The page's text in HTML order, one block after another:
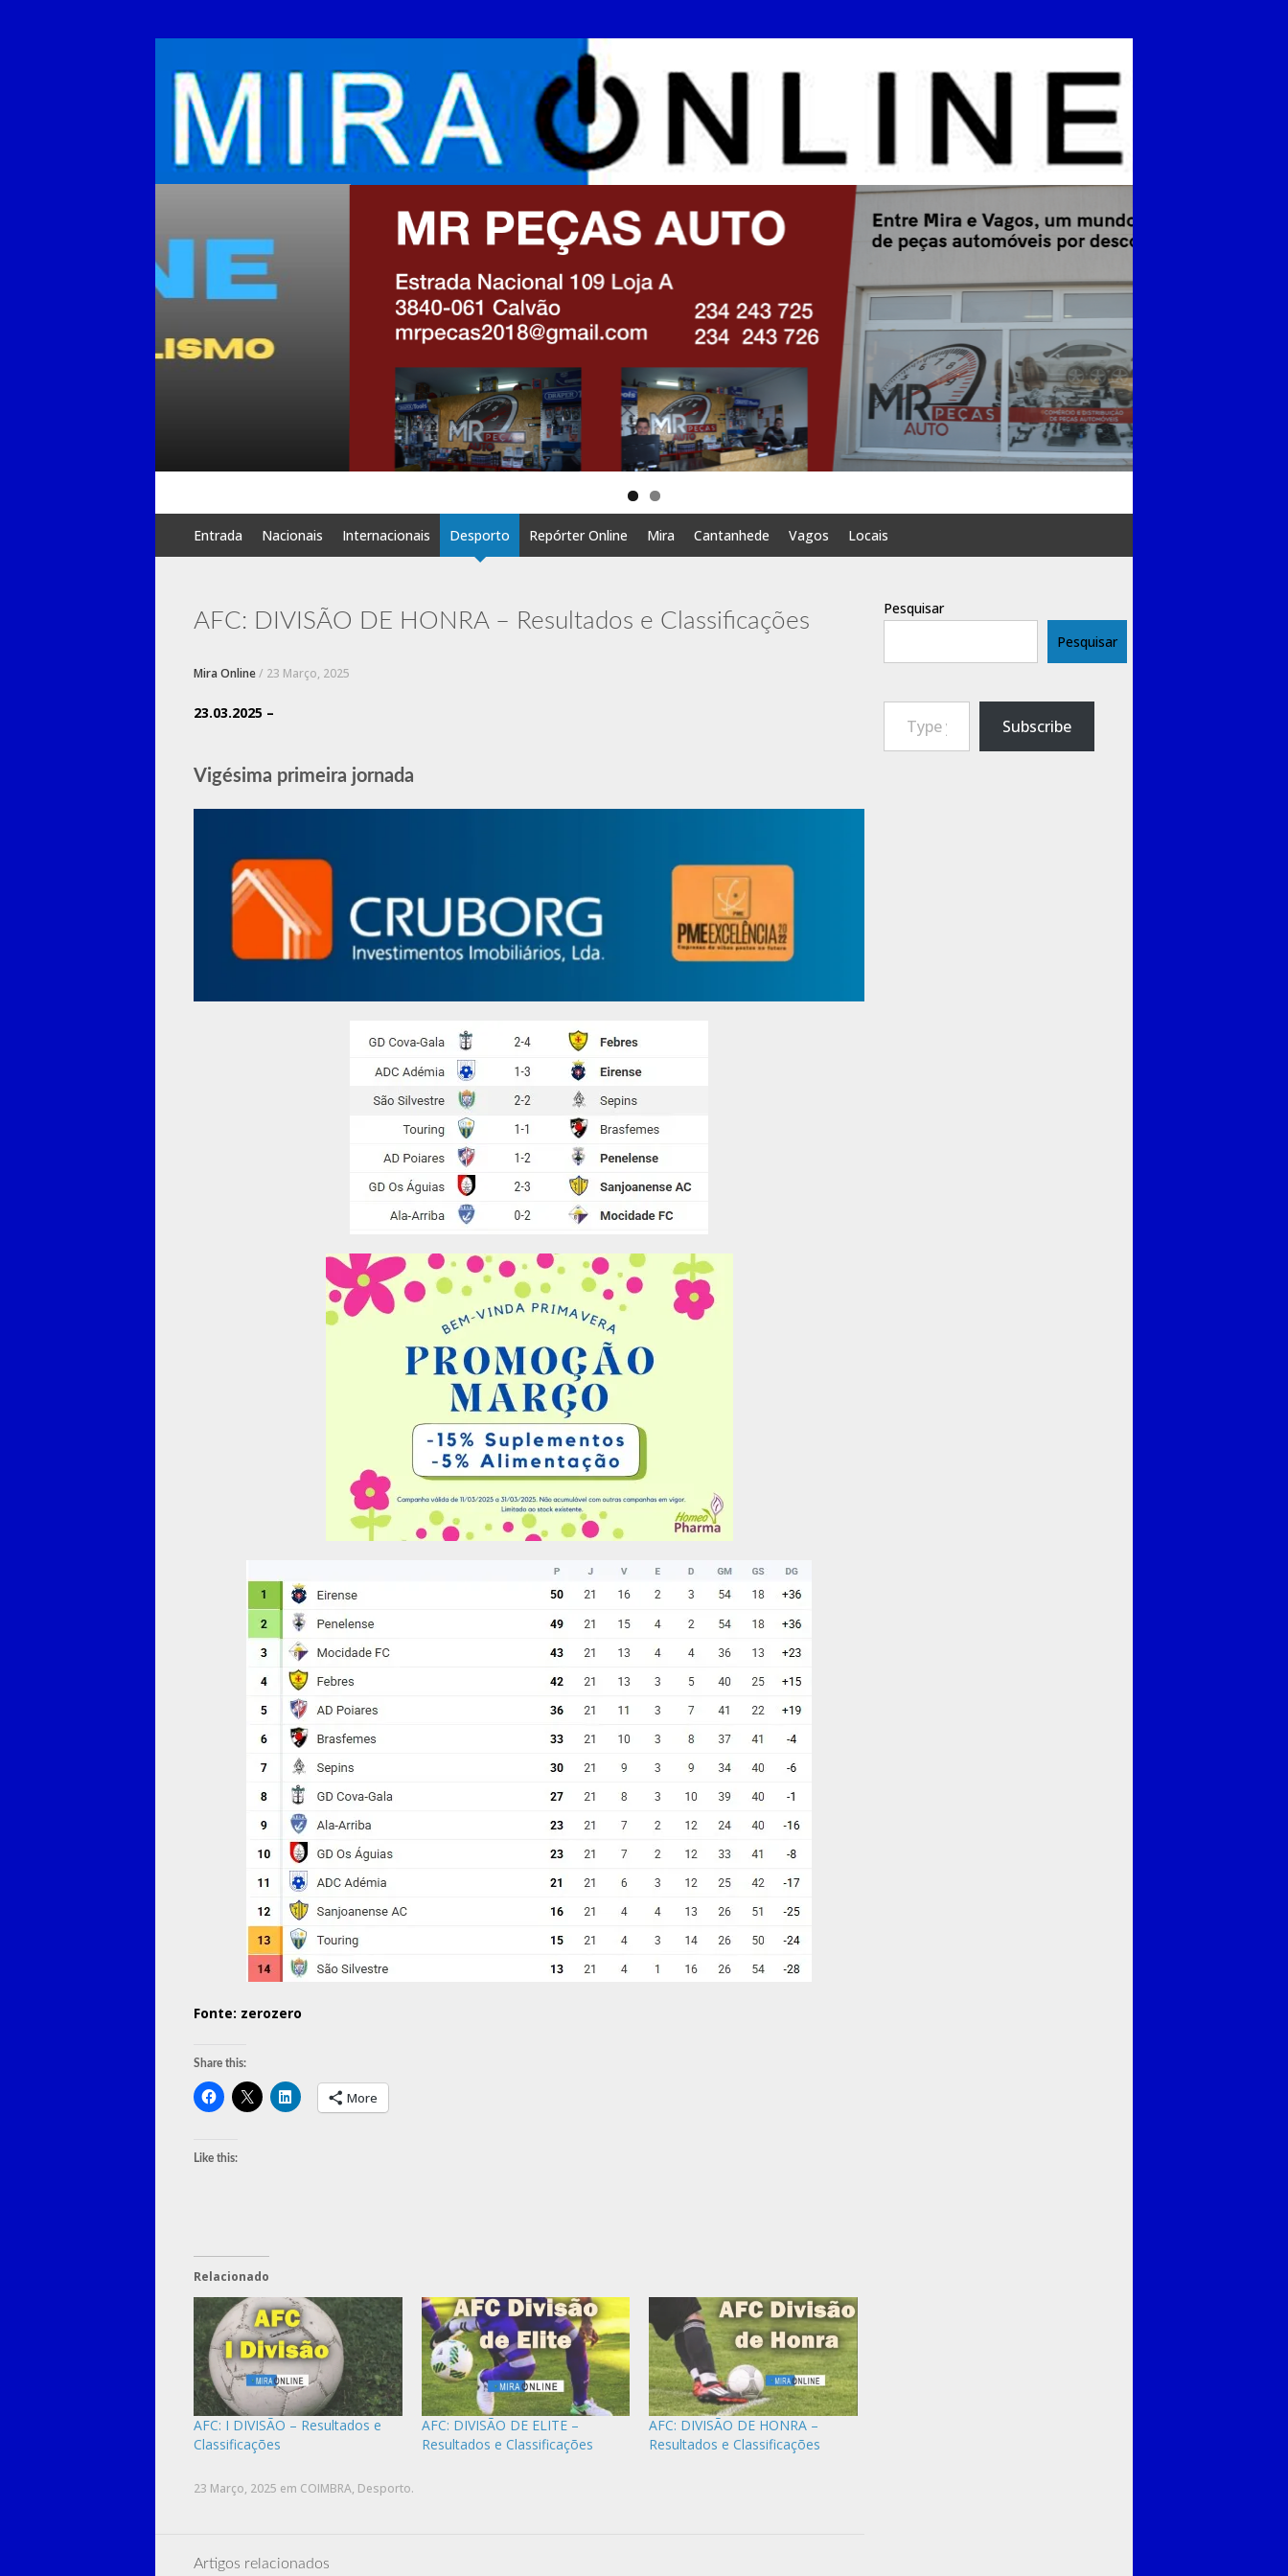
to
Entrada Nacionais Internacionais Desporto Repórter Online Mira Cantanhede Vagos Locais
AFC: DIVISÃO DE HONRA – Resultados e Classificações
Mira Online/ 23 Março, 2025
23.03.2025 –
Vigésima primeira jornada
Fonte: zerozero
Share this:
More
Like this:
Relacionado
AFC: I DIVISÃO – Resultados e
Classificações
AFC: DIVISÃO DE ELITE –
Resultados e Classificações
AFC: DIVISÃO DE HONRA –
Resultados e Classificações
23 Março, 2025 em COIMBRA, Desporto.
Artigos relacionados
Pesquisar
Pesquisar
Type your email…
Subscribe